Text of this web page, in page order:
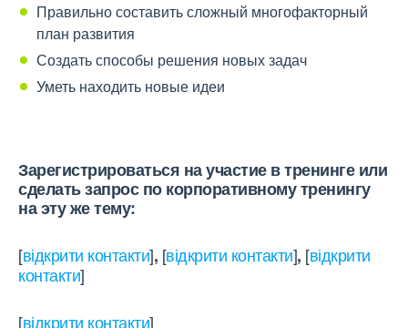
Правильно составить сложный многофакторный
план развития
Создать способы решения новых задач
Уметь находить новые идеи
Зарегистрироваться на участие в тренинге или
сделать запрос по корпоративному тренингу
на эту же тему:
[відкрити контакти], [відкрити контакти], [відкрити
контакти]
[відкрити контакти]